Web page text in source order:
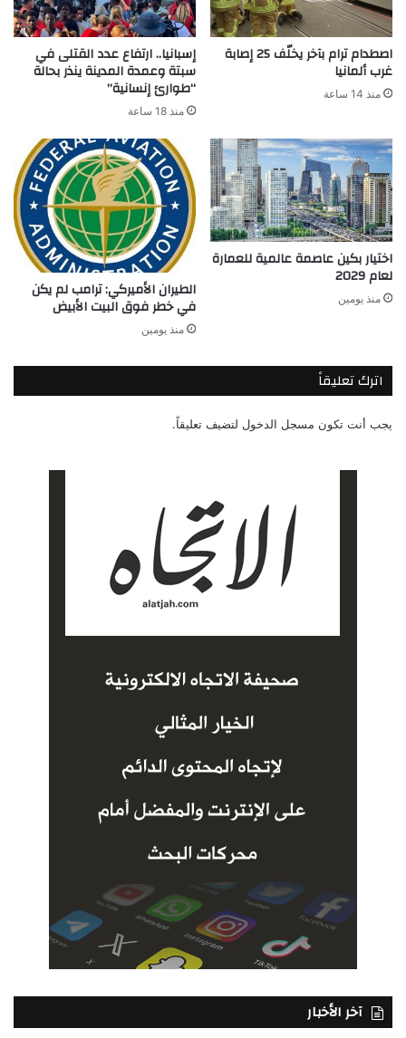
اصطدام ترام بآخر يخلّف 25 إصابة
غرب ألمانيا
منذ 14 ساعة
إسبانيا.. ارتفاع عدد القتلى في
سبتة وعمدة المدينة ينذر بحالة
“طوارئ إنسانية”
منذ 18 ساعة
اختيار بكين عاصمة عالمية للعمارة
لعام 2029
منذ يومين الطيران الأميركي: ترامب لم يكن
في خطر فوق البيت الأبيض
منذ يومين
اترك تعليقاً
يجب أنت تكون مسجل الدخول لتضيف تعليقاً.
آخر الأخبار